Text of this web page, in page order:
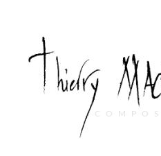
Main Navigation